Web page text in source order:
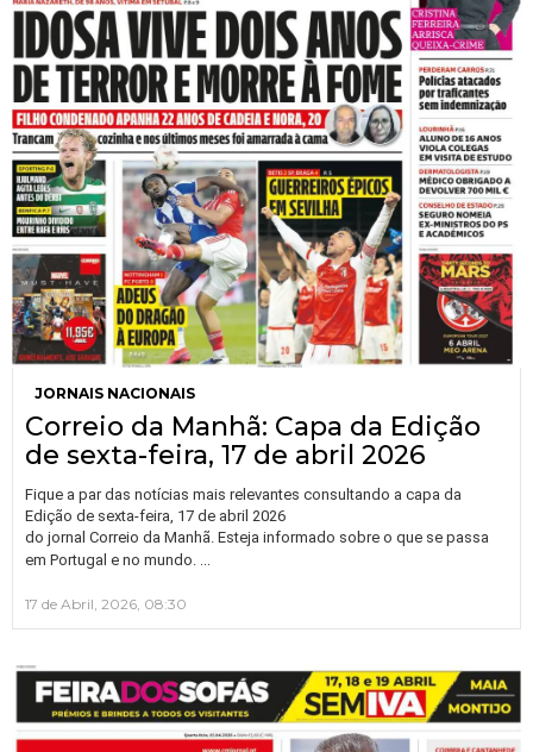
JORNAIS NACIONAIS
Correio da Manhã: Capa da Edição
de sexta-feira, 17 de abril 2026
Fique a par das notícias mais relevantes consultando a capa da
Edição de sexta-feira, 17 de abril 2026
do jornal Correio da Manhã. Esteja informado sobre o que se passa
em Portugal e no mundo. …
17 de Abril, 2026, 08:30